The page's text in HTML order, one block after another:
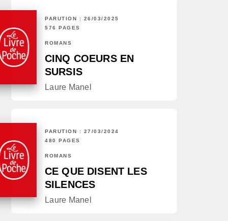
PARUTION : 26/03/2025
576 PAGES
ROMANS
CINQ COEURS EN
SURSIS
Laure Manel
PARUTION : 27/03/2024
480 PAGES
ROMANS
CE QUE DISENT LES
SILENCES
Laure Manel